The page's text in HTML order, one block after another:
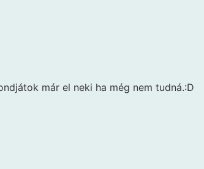
már el neki ha még nem tudná.:D